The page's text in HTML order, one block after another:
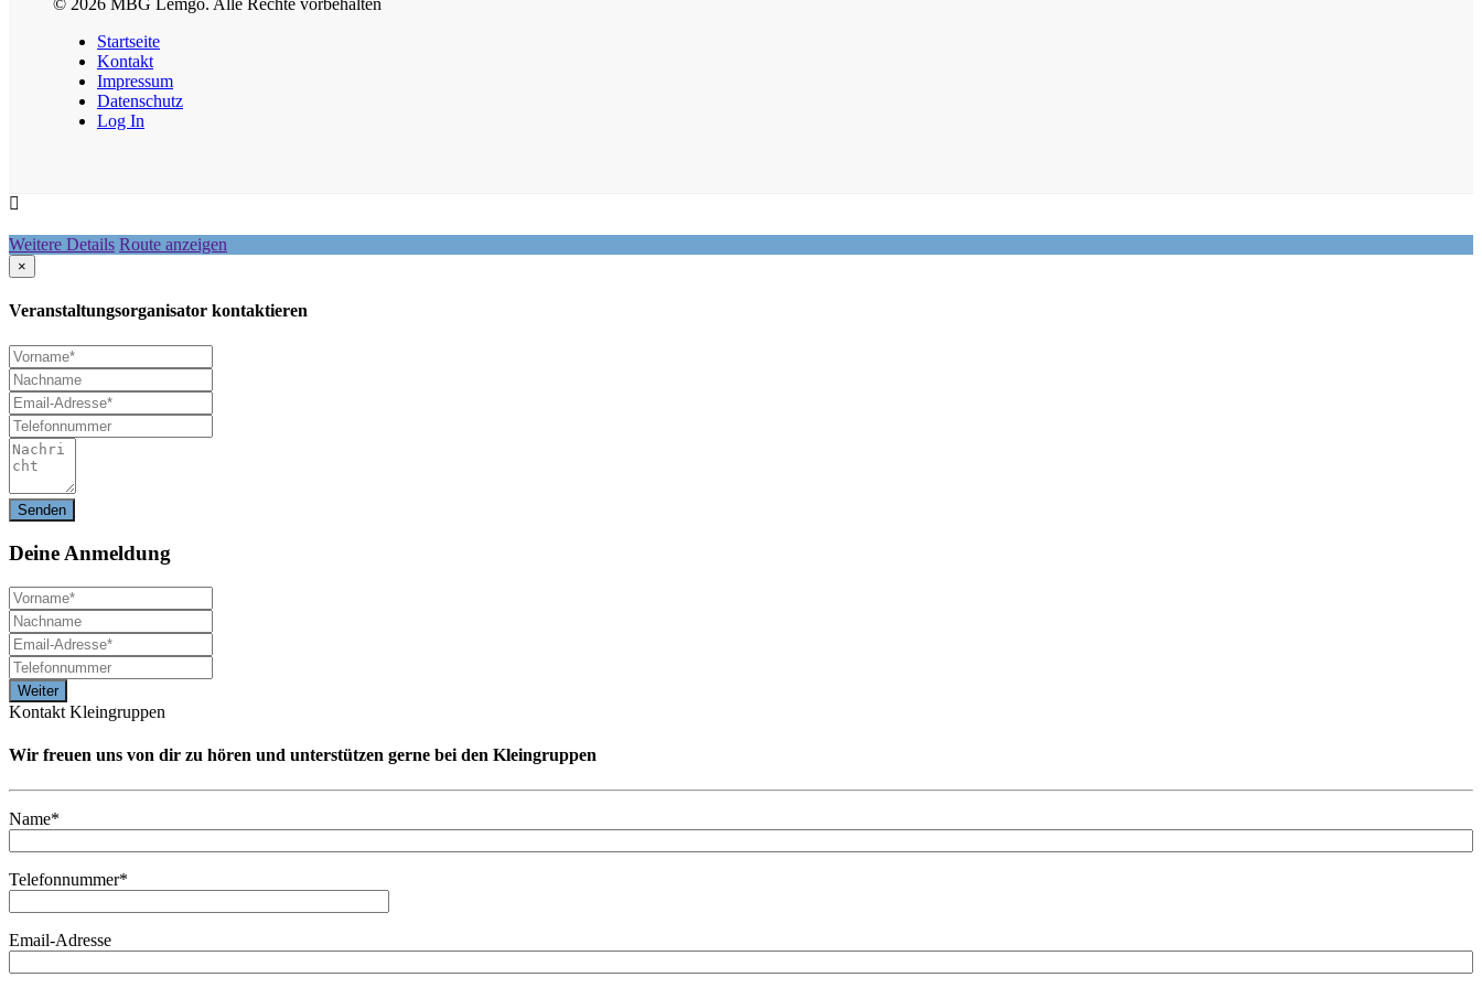
© 2026 MBG Lemgo. Alle Rechte vorbehalten
Startseite
Kontakt
Impressum
Datenschutz
Log In
Weitere Details Route anzeigen
×
Veranstaltungsorganisator kontaktieren
DeineAnmeldung
Kontakt Kleingruppen
Wir freuen uns von dir zu hören und unterstützen gerne bei den Kleingruppen
Name*
Telefonnummer*
Email-Adresse